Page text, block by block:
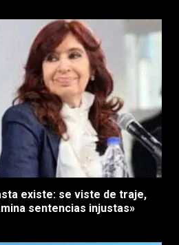
existe: se viste de traje,
sentencias injustas»